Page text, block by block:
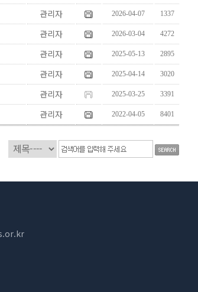
?????
관리자 2026-04-07 1337
관리자 2026-03-04 4272
관리자 2025-05-13 2895
관리자 2025-04-14 3020
관리자 2025-03-25 3391
관리자 2022-04-05 8401